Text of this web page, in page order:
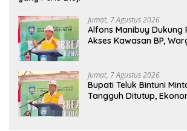
Jumat, 7 Agustus 2026
Alfons Manibuy Dukung
Akses Kawasan BP,
Jumat, 7 Agustus 2026
Bupati Teluk Bintuni
Tangguh Ditutup,